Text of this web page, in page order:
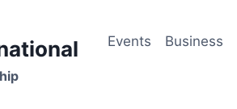
Events Business